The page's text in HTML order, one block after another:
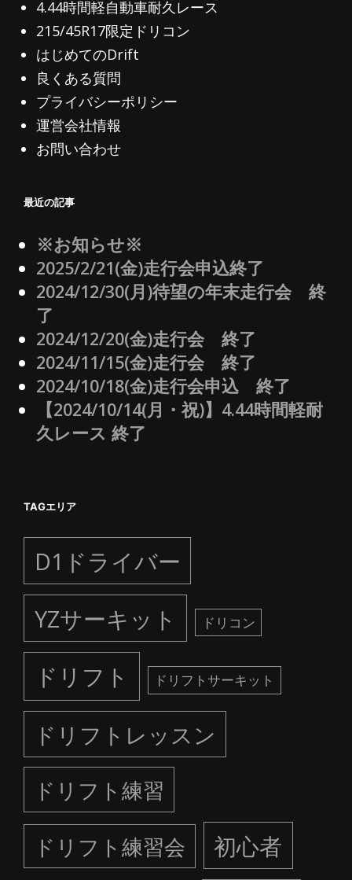
4.44時間軽自動車耐久レース
215/45R17限定ドリコン
はじめてのDrift
良くある質問
プライバシーポリシー
運営会社情報
お問い合わせ
最近の記事
※お知らせ※
2025/2/21(金)走行会申込終了
2024/12/30(月)待望の年末走行会 終
了
2024/12/20(金)走行会 終了
2024/11/15(金)走行会 終了
2024/10/18(金)走行会申込 終了
【2024/10/14(月・祝)】4.44時間軽耐
久レース 終了
TAGエリア
D1ドライバー
YZサーキット
ドリコン
ドリフト ドリフトサーキット
ドリフトレッスン
ドリフト練習
ドリフト練習会
初心者